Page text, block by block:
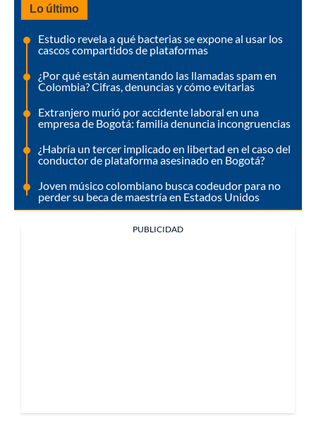
Lo último
Estudio revela a qué bacterias se expone al usar los
cascos compartidos de plataformas
¿Por qué están aumentando las llamadas spam en
Colombia? Cifras, denuncias y cómo evitarlas
Extranjero murió por accidente laboral en una
empresa de Bogotá: familia denuncia incongruencias
¿Habría un tercer implicado en libertad en el caso del
conductor de plataforma asesinado en Bogotá?
Joven músico colombiano busca codeudor para no
perder su beca de maestría en Estados Unidos
PUBLICIDAD